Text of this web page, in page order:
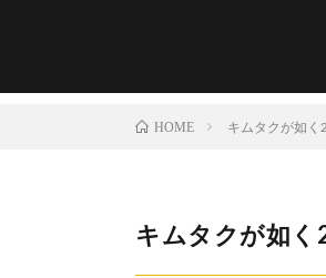
HOME キムタクが如く2
キムタクが如く